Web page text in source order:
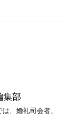
集部
、婚礼司会者、